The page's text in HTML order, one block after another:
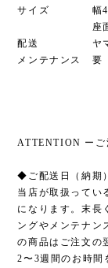
サイズ 幅480
座面高
配送 ヤマトら
メンテナンス 要
ATTENTION ーご
◆ご配送日（納期
当店が取扱ってい
になります。末長
ングやメンテナン
の商品はご注文の
2〜3週間のお時間